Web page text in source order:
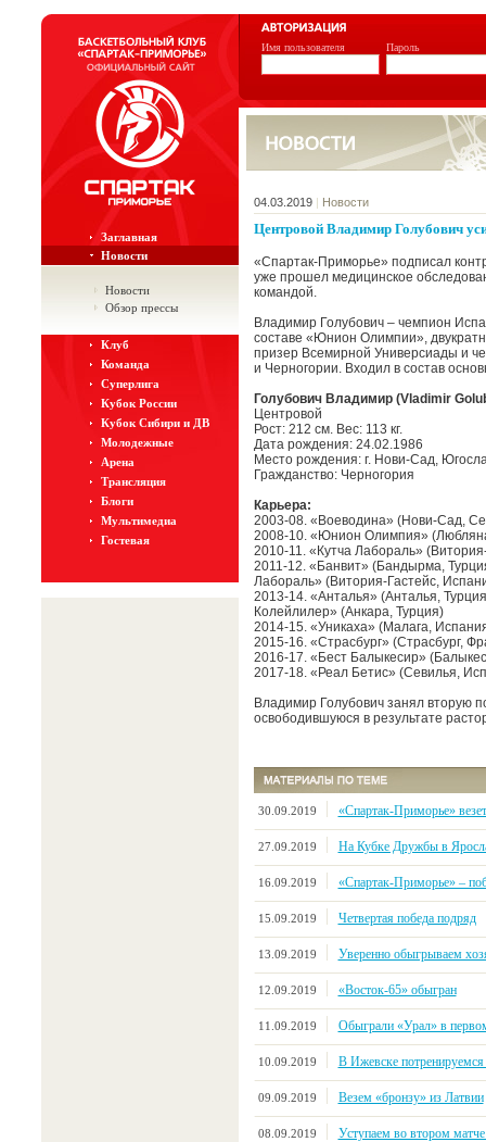
Имя пользователя Пароль
Заглавная
Новости
Новости
Обзор прессы
Клуб
Команда
Суперлига
Кубок России
Кубок Сибири и ДВ
Молодежные
Арена
Трансляция
Блоги
Мультимедиа
Гостевая
04.03.2019 | Новости
Центровой Владимир Голубович
«Спартак-Приморье» подписал
уже прошел медицинское
командой.
Владимир Голубович – чемпион
составе «Юнион Олимпии»,
призер Всемирной Универсиады и
и Черногории. Входил в состав
Голубович Владимир (Vladimir
Центровой
Рост: 212 см. Вес: 113 кг.
Дата рождения: 24.02.1986
Место рождения: г. Нови-Сад,
Гражданство: Черногория
Карьера:
2003-08. «Воеводина» (Нови-Сад,
2008-10. «Юнион Олимпия»
2010-11. «Кутча Лабораль»
2011-12. «Банвит» (Бандырма,
Лабораль» (Витория-Гастейс,
2013-14. «Анталья» (Анталья,
Колейлилер» (Анкара, Турция)
2014-15. «Уникаха» (Малага,
2015-16. «Страсбург» (Страсбург,
2016-17. «Бест Балыкесир»
2017-18. «Реал Бетис» (Севилья,
Владимир Голубович занял вторую
освободившуюся в результате
30.09.2019 «Спартак-Приморье»
27.09.2019 На Кубке Дружбы в
16.09.2019 «Спартак-Приморье» –
15.09.2019 Четвертая победа подряд
13.09.2019 Уверенно обыгрываем
12.09.2019 «Восток-65» обыгран
11.09.2019 Обыграли «Урал» в
10.09.2019 В Ижевске
09.09.2019 Везем «бронзу» из Латвии
08.09.2019 Уступаем во втором